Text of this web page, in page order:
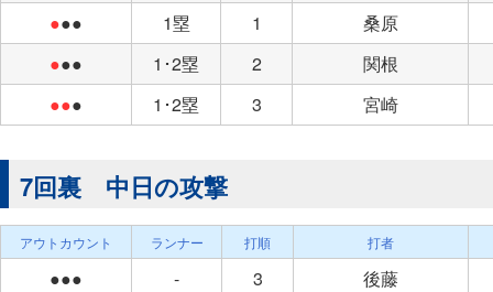
●●● 1塁 1
桑原
●●● 1･2塁 2
関根
●●● 1･2塁 3 宮崎
7回裏 中日の攻撃
アウトカウント ランナー 打順 打者
●●● - 3
後藤